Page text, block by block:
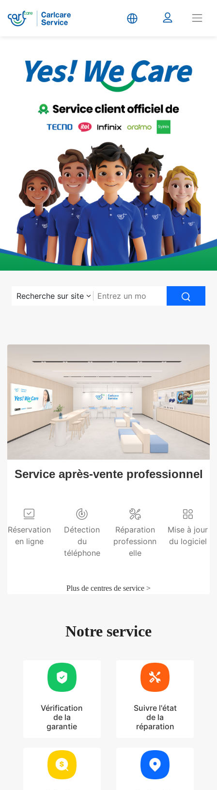
Service
Recherche sur site
Service après-vente professionnel
Réservation
en ligne
Détection
du
téléphone
Réparation
professionn
elle
Mise à jour
du logiciel
Plus de centres de service >
Notre service
Vérification
de la
garantie
Suivre l'état
de la
réparation